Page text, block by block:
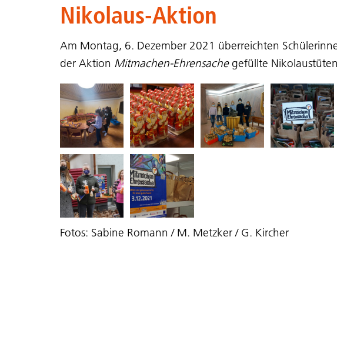
Nikolaus-Aktion
Am Montag, 6. Dezember 2021 überreichten
der Aktion Mitmachen-Ehrensachegefüllte
Fotos: Sabine Romann / M. Metzker / G. Kircher